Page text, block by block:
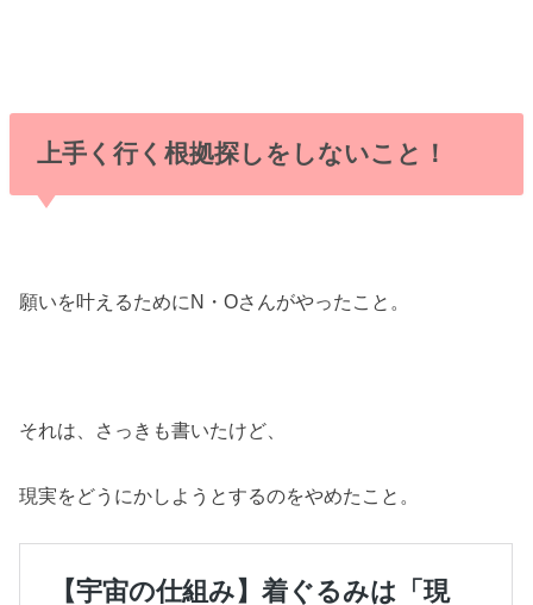
上手く行く根拠探しをしないこと！
願いを叶えるためにN・Oさんがやったこと。
それは、さっきも書いたけど、
現実をどうにかしようとするのをやめたこと。